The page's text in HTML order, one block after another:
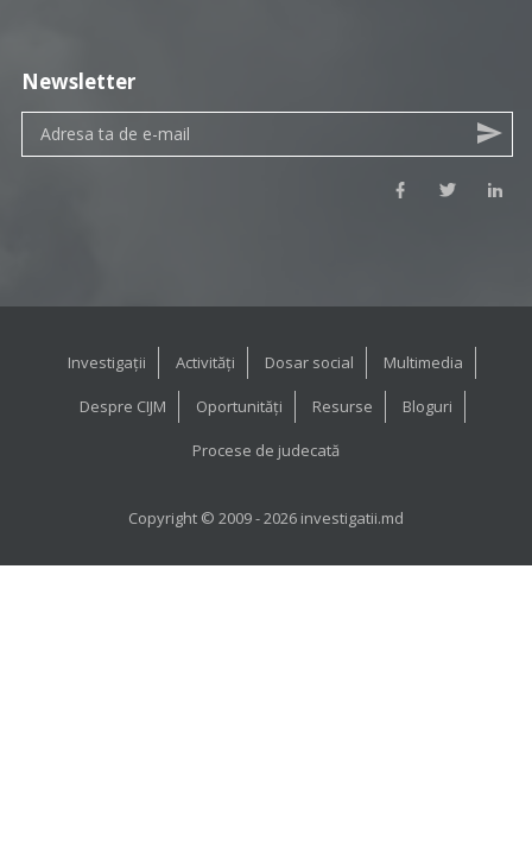
Newsletter
Investigații Activități Dosar social Multimedia
Despre CIJM Oportunități Resurse Bloguri
Procese de judecată
Copyright © 2009 - 2026 investigatii.md